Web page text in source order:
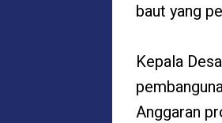
baut yang
Kepala
Anggaran